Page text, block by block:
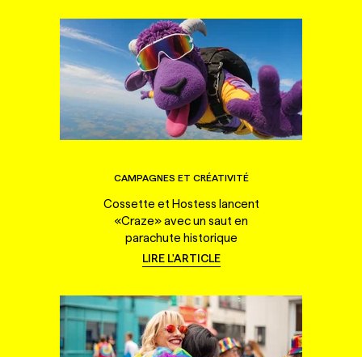
CAMPAGNES ET CRÉATIVITÉ
Cossette et Hostess lancent
«Craze» avec un saut en
parachute historique
LIRE L'ARTICLE